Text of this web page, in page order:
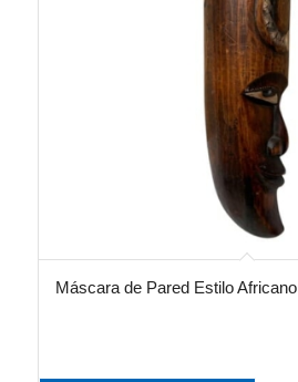
Máscara de Pared Estilo Africano